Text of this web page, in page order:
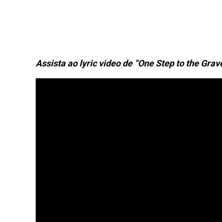
Assista ao lyric video de “One Step to the